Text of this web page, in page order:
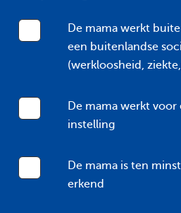
De mama werkt
een buitenlandse
(werkloosheid,
De mama werkt
instelling
De mama is ten
erkend